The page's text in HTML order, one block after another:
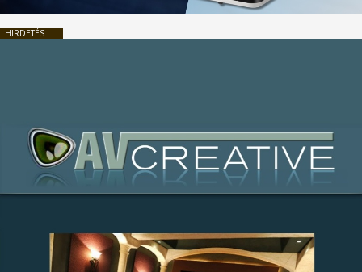
HIRDETÉS